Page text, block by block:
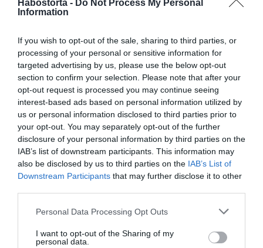
Habostorta - Do Not Process My Personal
Information
If you wish to opt-out of the sale, sharing to third parties, or
processing of your personal or sensitive information for
targeted advertising by us, please use the below opt-out
section to confirm your selection. Please note that after your
opt-out request is processed you may continue seeing
interest-based ads based on personal information utilized by
us or personal information disclosed to third parties prior to
your opt-out. You may separately opt-out of the further
disclosure of your personal information by third parties on the
IAB’s list of downstream participants. This information may
also be disclosed by us to third parties on the IAB’s List of
Downstream Participants that may further disclose it to other
Please note that this website/app uses one or more Google
not limited to your visit or usage behaviour. You may click to
grant or deny consent to Google and its third-party tags to
Personal Data Processing Opt Outs
I want to opt-out of the Sharing of my
personal data.
esténként, ám addig még sok a teendő.
– Bútorszerelés? Dobozok cipelése? Semmi ilyet nem
enged nekem Gergő! – kacagott.
– Ha cipekedni kell, akkor nekem csak egy dolgot
szabad: kinyitni az ajtót. Geri egy pillanat alatt mindent
elintéz, nincs számára lehetetlen. Csak a dobozok ki- és
bepakolása lenne a feladatom, de még abba is besegít. A
mi kapcsolatunkban a férfi a férfi, a nő pedig a nő –
jelentette ki Fanni, aki korábban a Blikknek is elmondta,
nem gondolta volna, hogy ilyen hamar rátalál a szerelem